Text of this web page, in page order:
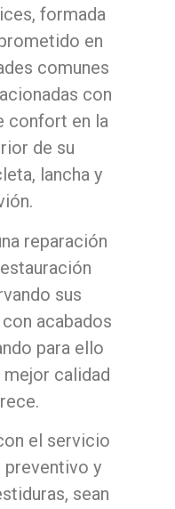
formada
en
comunes
con
confort en la
de su
lancha y
reparación
sus
acabados
para ello
calidad
ofrece.
el servicio
preventivo y
sean